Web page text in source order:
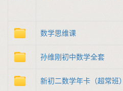
数学思维课
孙维刚初中数学全套
新初二数学年卡（超常班